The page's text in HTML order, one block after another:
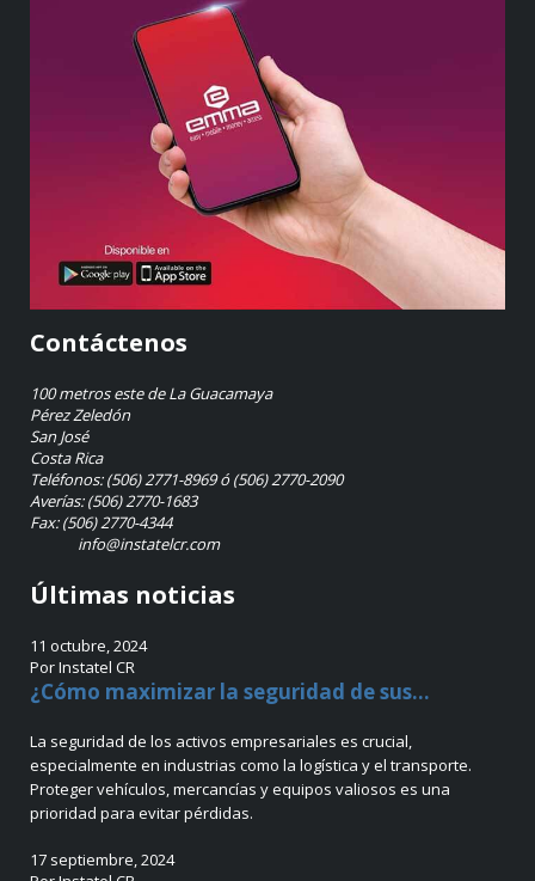
Contáctenos
100 metros este de La Guacamaya
Pérez Zeledón
San José
Costa Rica
Teléfonos: (506) 2771-8969 ó (506) 2770-2090
Averías: (506) 2770-1683
Fax: (506) 2770-4344
info@instatelcr.com
Últimas noticias
11 octubre, 2024
Por Instatel CR
¿Cómo maximizar la seguridad de sus...
La seguridad de los activos empresariales es crucial,
especialmente en industrias como la logística y el transporte.
Proteger vehículos, mercancías y equipos valiosos es una
prioridad para evitar pérdidas.
17 septiembre, 2024